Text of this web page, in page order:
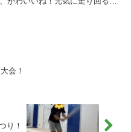
会！
り！